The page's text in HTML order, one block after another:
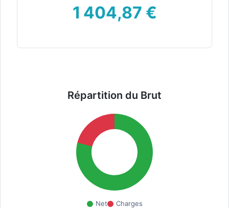
1 404,87 €
Répartition du Brut
Net Charges